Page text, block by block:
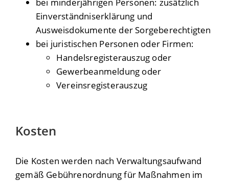
Einverständniserklärung und
Ausweisdokumente der Sorgeberechtigten
bei juristischen Personen oder Firmen:
Handelsregisterauszug oder
Gewerbeanmeldung oder
Vereinsregisterauszug
Kosten
Die Kosten werden nach Verwaltungsaufwand
gemäß Gebührenordnung für Maßnahmen im